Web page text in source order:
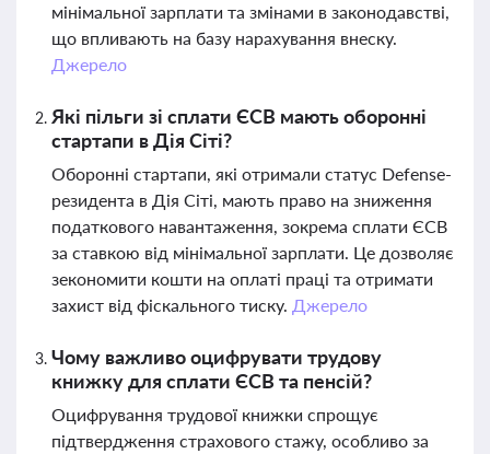
мінімальної зарплати та змінами в законодавстві,
що впливають на базу нарахування внеску.
Джерело
Які пільги зі сплати ЄСВ мають оборонні
стартапи в Дія Сіті?
Оборонні стартапи, які отримали статус Defense-
резидента в Дія Сіті, мають право на зниження
податкового навантаження, зокрема сплати ЄСВ
за ставкою від мінімальної зарплати. Це дозволяє
зекономити кошти на оплаті праці та отримати
захист від фіскального тиску. Джерело
Чому важливо оцифрувати трудову
книжку для сплати ЄСВ та пенсій?
Оцифрування трудової книжки спрощує
підтвердження страхового стажу, особливо за